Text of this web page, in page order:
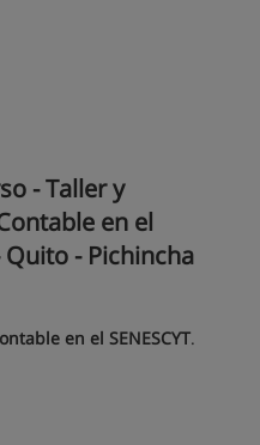
- Taller y
en el
Quito - Pichincha
en el SENESCYT.